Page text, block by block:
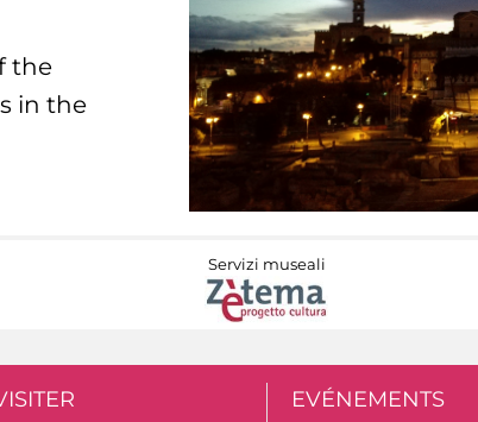
the
in the
Servizi museali
EVÉNEMENTS